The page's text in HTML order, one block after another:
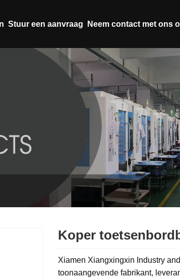
Stuur een aanvraag Neem contact met ons
Koper
Xiamen Xiangxingxin Industry
toonaangevende fabrikant,